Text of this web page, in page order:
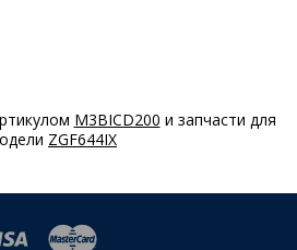
M3BICD200 и запчасти для
ZGF644IX